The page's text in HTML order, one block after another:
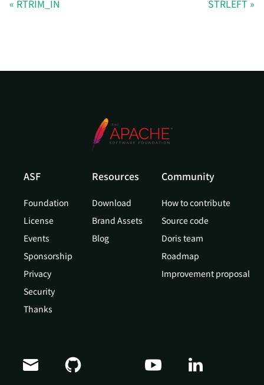
RTRIM_IN STRLEFT
ASF
Foundation
License
Events
Sponsorship
Privacy
Security
Thanks
Resources
Download
Brand Assets
Blog
Community
How to contribute
Source code
Doris team
Roadmap
Improvement proposal